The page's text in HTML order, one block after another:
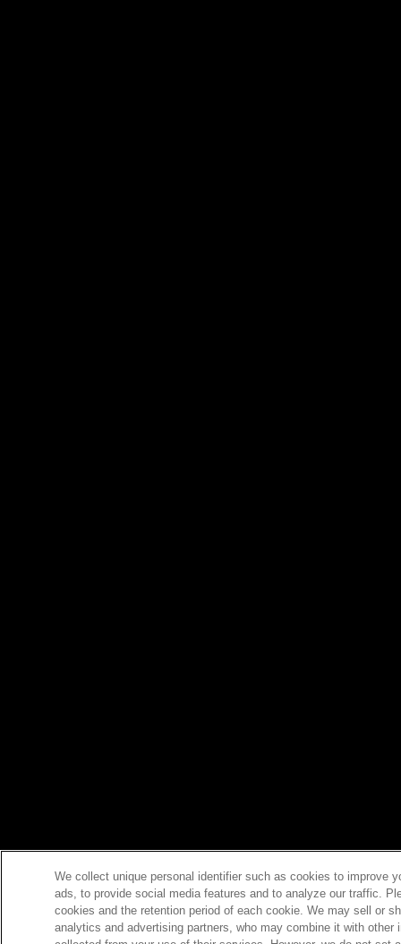
We collect unique personal identifier such as cookies to improve
ads, to provide social media features and to analyze our traffic.
cookies and the retention period of each cookie. We may sell or
analytics and advertising partners, who may combine it with